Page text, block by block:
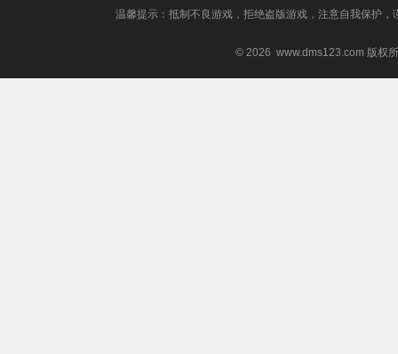
温馨提示：抵制不良游戏，拒绝盗版游戏，注意自我保护
© 2026 www.dms123.com 版权